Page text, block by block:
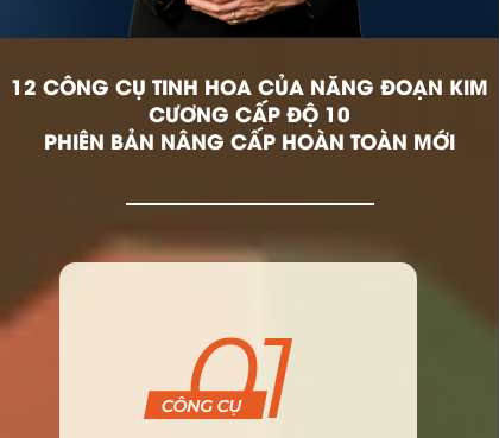
12 CÔNG CỤ TINH HOA CỦA NĂNG ĐOẠN KIM
CƯƠNG CẤP ĐỘ 10
PHIÊN BẢN NÂNG CẤP HOÀN TOÀN MỚI